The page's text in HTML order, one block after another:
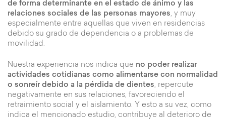
de forma determinante en el estado de ánimo y las
relaciones sociales de las personas mayores, y muy
especialmente entre aquellas que viven en residencias
debido su grado de dependencia o a problemas de
movilidad.
Nuestra experiencia nos indica que no poder realizar
actividades cotidianas como alimentarse con normalidad
o sonreír debido a la pérdida de dientes, repercute
negativamente en sus relaciones, favoreciendo el
retraimiento social y el aislamiento. Y esto a su vez, como
indica el mencionado estudio, contribuye al deterioro de